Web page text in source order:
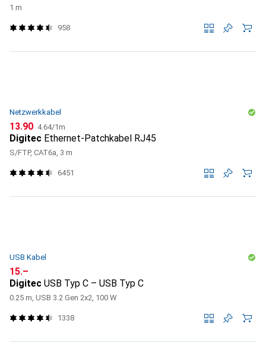
1 m
958
Netzwerkkabel
CHF
13.90 CHF
4.64/1m
Digitec Ethernet-Patchkabel RJ45
S/FTP, CAT6a, 3 m
6451
USB Kabel
CHF
15.–
Digitec USB Typ C – USB Typ C
0.25 m, USB 3.2 Gen 2x2, 100 W
1338